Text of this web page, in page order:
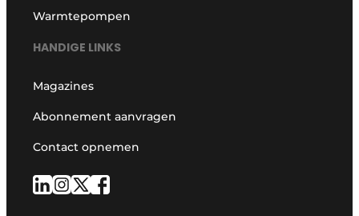
Warmtepompen
HANDIGE LINKS
Magazines
Abonnement aanvragen
Contact opnemen